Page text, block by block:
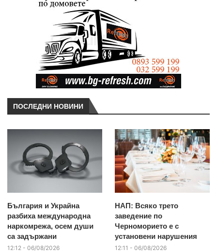
ПОСЛЕДНИ НОВИНИ
България и Украйна
разбиха международна
наркомрежа, осем души
са задържани
12:12 - 06/08/2026
НАП: Всяко трето
заведение по
Черноморието е с
установени нарушения
12:11 - 06/08/2026